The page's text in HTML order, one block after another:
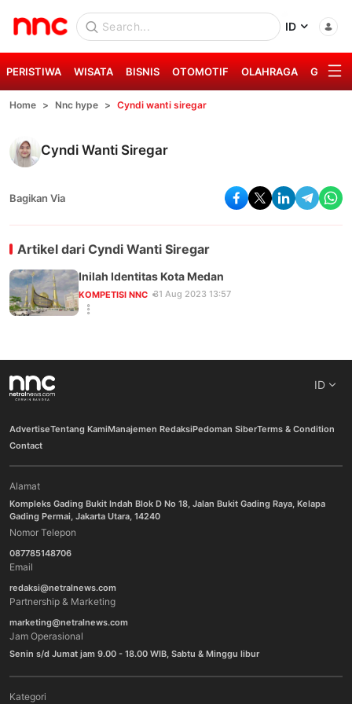
ID
PERISTIWA WISATA BISNIS OTOMOTIF OLAHRAGA GAYA
Home Nnc hype Cyndi wanti siregar
Cyndi Wanti Siregar
Bagikan Via
Artikel dari Cyndi Wanti Siregar
Inilah Identitas Kota Medan
KOMPETISI NNC 31 Aug 2023 13:57
ID
AdvertiseTentang KamiManajemen RedaksiPedoman SiberTerms & Condition
Contact
Alamat
Kompleks Gading Bukit Indah Blok D No 18, Jalan Bukit Gading Raya, Kelapa
Gading Permai, Jakarta Utara, 14240
Nomor Telepon
087785148706
Email
redaksi@netralnews.com
Partnership & Marketing
marketing@netralnews.com
Jam Operasional
Senin s/d Jumat jam 9.00 - 18.00 WIB, Sabtu & Minggu libur
Kategori